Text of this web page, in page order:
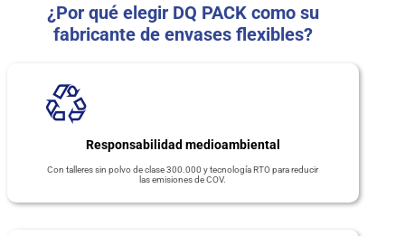
¿Por qué elegir DQ PACK como su
fabricante de envases flexibles?
Responsabilidad medioambiental
Con talleres sin polvo de clase 300.000 y tecnología RTO para reducir
las emisiones de COV.